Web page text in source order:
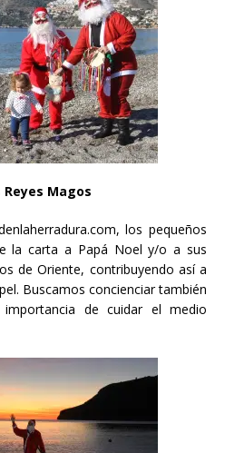
Magos
los pequeños
la carta a Papá Noel y/o a sus
de Oriente, contribuyendo así a
Buscamos concienciar también
de cuidar el medio